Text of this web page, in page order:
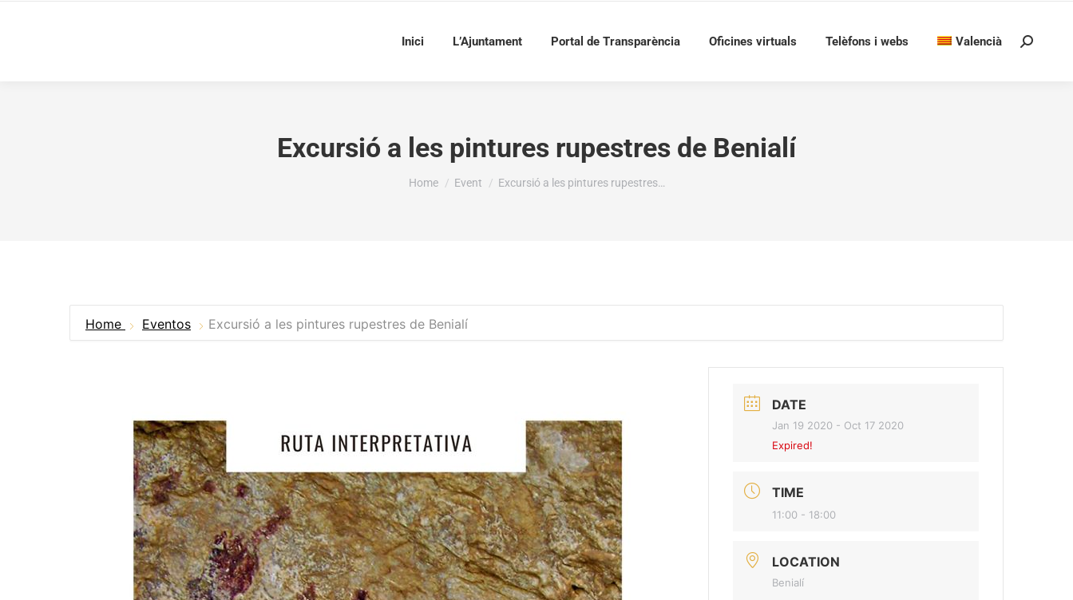
Inici L’Ajuntament Portal de Transparència Oficines virtuals Telèfons i webs Valencià Search:
Excursió a les pintures rupestres de Benialí
You are here:
Home Event Excursió a les pintures rupestres…
Home Eventos Excursió a les pintures rupestres de Benialí
DATE
Jan 19 2020 - Oct 17 2020
Expired!
TIME
11:00 - 18:00
LOCATION
Benialí